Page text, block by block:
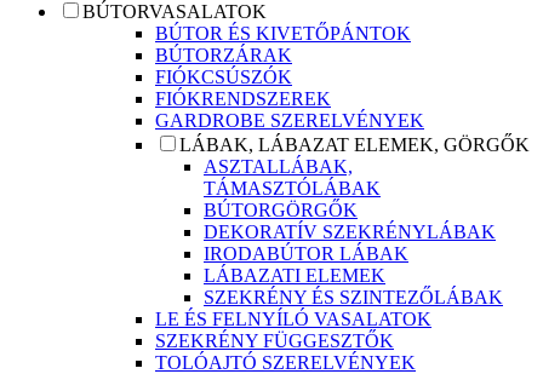
BÚTORVASALATOK
BÚTOR ÉS KIVETŐPÁNTOK
BÚTORZÁRAK
FIÓKCSÚSZÓK
FIÓKRENDSZEREK
GARDROBE SZERELVÉNYEK
LÁBAK, LÁBAZAT ELEMEK, GÖRGŐK
ASZTALLÁBAK,
TÁMASZTÓLÁBAK
BÚTORGÖRGŐK
DEKORATÍV SZEKRÉNYLÁBAK
IRODABÚTOR LÁBAK
LÁBAZATI ELEMEK
SZEKRÉNY ÉS SZINTEZŐLÁBAK
LE ÉS FELNYÍLÓ VASALATOK
SZEKRÉNY FÜGGESZTŐK
TOLÓAJTÓ SZERELVÉNYEK